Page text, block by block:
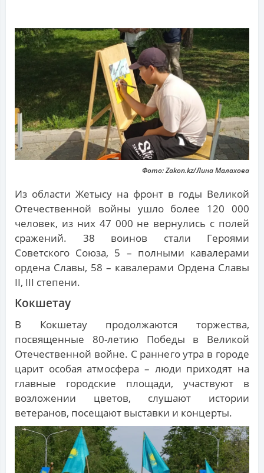
Фото: Zakon.kz/Лина Малахова
Из области Жетысу на фронт в годы Великой
Отечественной войны ушло более 120 000
человек, из них 47 000 не вернулись с полей
сражений. 38 воинов стали Героями
Советского Союза, 5 – полными кавалерами
ордена Славы, 58 – кавалерами Ордена Славы
ІІ, ІІІ степени.
Кокшетау
В Кокшетау продолжаются торжества,
посвященные 80-летию Победы в Великой
Отечественной войне. С раннего утра в городе
царит особая атмосфера – люди приходят на
главные городские площади, участвуют в
возложении цветов, слушают истории
ветеранов, посещают выставки и концерты.